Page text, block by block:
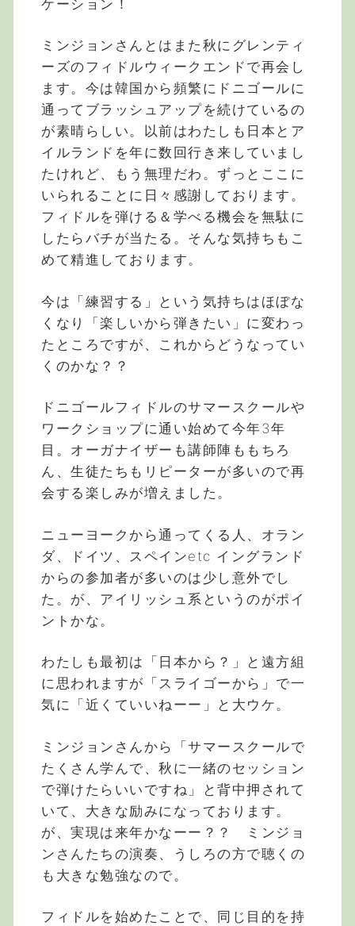
ケーション！
ミンジョンさんとはまた秋にグレンティ
ーズのフィドルウィークエンドで再会し
ます。今は韓国から頻繁にドニゴールに
通ってブラッシュアップを続けているの
が素晴らしい。以前はわたしも日本とア
イルランドを年に数回行き来していまし
たけれど、もう無理だわ。ずっとここに
いられることに日々感謝しております。
フィドルを弾ける＆学べる機会を無駄に
したらバチが当たる。そんな気持ちもこ
めて精進しております。
今は「練習する」という気持ちはほぼな
くなり「楽しいから弾きたい」に変わっ
たところですが、これからどうなってい
くのかな？？
ドニゴールフィドルのサマースクールや
ワークショップに通い始めて今年3年
目。オーガナイザーも講師陣ももちろ
ん、生徒たちもリピーターが多いので再
会する楽しみが増えました。
ニューヨークから通ってくる人、オラン
ダ、ドイツ、スペインetc イングランド
からの参加者が多いのは少し意外でし
た。が、アイリッシュ系というのがポイ
ントかな。
わたしも最初は「日本から？」と遠方組
に思われますが「スライゴーから」で一
気に「近くていいねーー」と大ウケ。
ミンジョンさんから「サマースクールで
たくさん学んで、秋に一緒のセッション
で弾けたらいいですね」と背中押されて
いて、大きな励みになっております。
が、実現は来年かなーー？？ ミンジョ
ンさんたちの演奏、うしろの方で聴くの
も大きな勉強なので。
フィドルを始めたことで、同じ目的を持